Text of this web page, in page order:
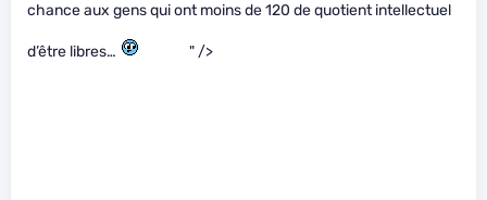
chance aux gens qui ont moins de 120 de quotient intellectuel
d’être libres… " />